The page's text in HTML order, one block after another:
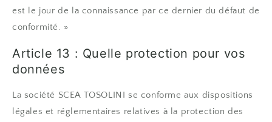
est le jour de la connaissance par ce dernier du défaut de
conformité. »
Article 13 : Quelle protection pour vos
données
La société SCEA TOSOLINI se conforme aux dispositions
légales et réglementaires relatives à la protection des